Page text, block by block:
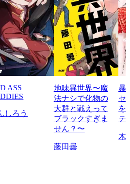
ASS
しろう
地味異世界〜魔
法ナシで化物の
大群と戦えって
ブラックすぎま
せん？〜
藤田曇
暴
セ
を
テ
木